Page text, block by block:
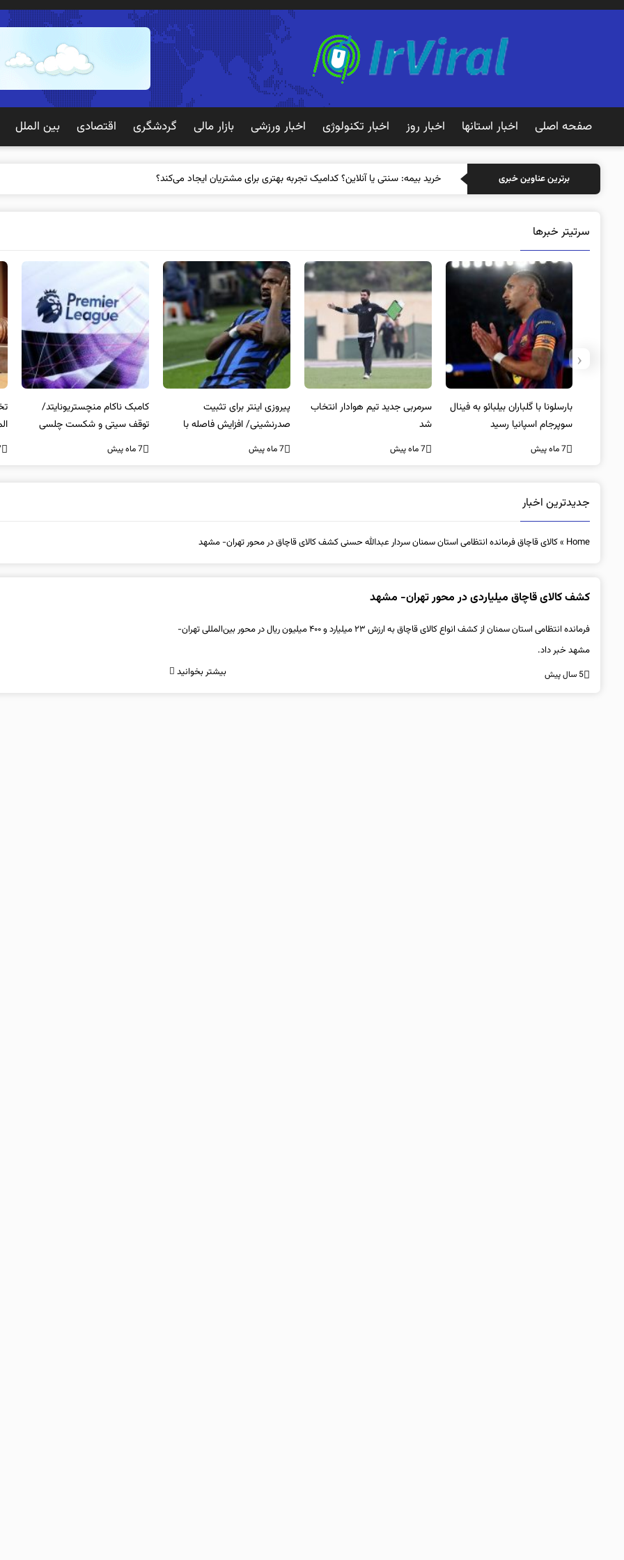
صفحه اصلی اخبار استانها اخبار روز اخبار تکنولوژی اخبار ورزشی بازار مالی گردشگری اقتصادی بین الملل
برترین عناوین خبری خرید بیمه: سنتی یا آنلاین؟ کدامیک تجربه بهتری برای مشتریان ایجاد می‌کند؟
سرتیتر خبرها
سرمربی جدید تیم هوادار انتخاب
شد
7 ماه پیش
پیروزی اینتر برای تثبیت
صدرنشینی/ افزایش فاصله با
ناپولی
7 ماه پیش
کامبک ناکام منچستریونایتد/
توقف سیتی و شکست چلسی
7 ماه پیش
تخلفات مالی در هیئت رشته‌ای
المپیکی در مازندران
7 ماه پیش 7
‹
جدیدترین اخبار
Home
»کالای قاچاق فرمانده انتظامی استان سمنان سردار عبدالله حسنی کشف کالای قاچاق در محور تهران- مشهد
کشف کالای قاچاق میلیاردی در محور تهران- مشهد
فرمانده انتظامی استان سمنان از کشف انواع کالای قاچاق به ارزش ۲۳ میلیارد و ۴۰۰ میلیون ریال در محور بین‌المللی تهران-
مشهد خبر داد.
5 سال پیش بیشتر بخوانید